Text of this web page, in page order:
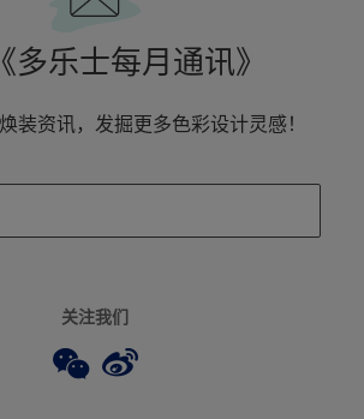
多乐士每月通讯》
装资讯，发掘更多色彩设计灵感！
关注我们